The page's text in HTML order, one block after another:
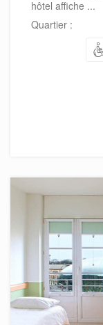
hôtel affiche ...
Quartier :